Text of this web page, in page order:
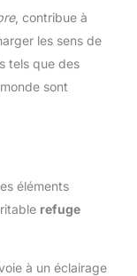
, contribue à
les sens de
tels que des
sont
éléments
refuge
à un éclairage